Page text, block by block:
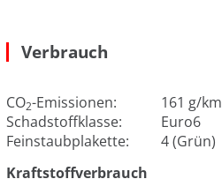
Verbrauch
CO2-Emissionen:
161 g/km
Schadstoffklasse:
Euro6
Feinstaubplakette:
4 (Grün)
Kraftstoffverbrauch